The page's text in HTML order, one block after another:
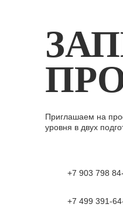
Приглашаем на
уровня в двух
+7 903 798
+7 499 391-